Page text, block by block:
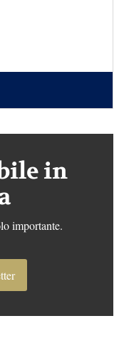
in
importante.